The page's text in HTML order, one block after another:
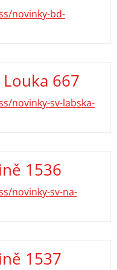
novinky-bd-
667
novinky-sv-labska-
1536
novinky-sv-na-
1537